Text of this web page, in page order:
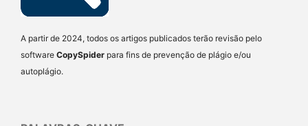
A partir de 2024, todos os artigos publicados terão revisão pelo
software CopySpider para fins de prevenção de plágio e/ou
autoplágio.